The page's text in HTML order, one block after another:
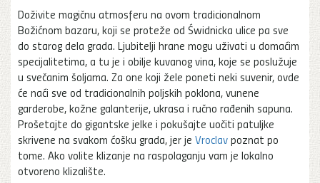
Doživite magičnu atmosferu na ovom tradicionalnom
Božićnom bazaru, koji se proteže od Świdnicka ulice pa sve
do starog dela grada. Ljubitelji hrane mogu uživati u domaćim
specijalitetima, a tu je i obilje kuvanog vina, koje se poslužuje
u svečanim šoljama. Za one koji žele poneti neki suvenir, ovde
će naći sve od tradicionalnih poljskih poklona, vunene
garderobe, kožne galanterije, ukrasa i ručno rađenih sapuna.
Prošetajte do gigantske jelke i pokušajte uočiti patuljke
skrivene na svakom ćošku grada, jer je Vroclavpoznat po
tome. Ako volite klizanje na raspolaganju vam je lokalno
otvoreno klizalište.